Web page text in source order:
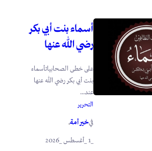
أسماء بنت أبي بكر
رضي الله عنها
على خطى الصحابياتأسماء
بنت أبي بكر رضي الله عنها
عند...
التحرير
فيخير أمة.
_1 _أغسطس _2026